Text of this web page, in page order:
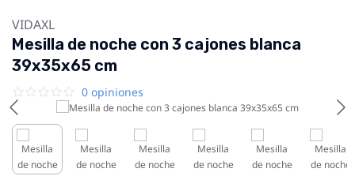
VIDAXL
Mesilla de noche con 3 cajones blanca
39x35x65 cm
0 opiniones